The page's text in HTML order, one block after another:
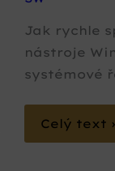
Jak rychle
nástroje
systémové
Celý text